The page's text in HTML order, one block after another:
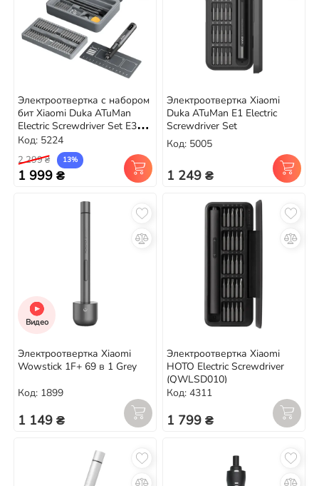
Электроотвертка с набором
бит Xiaomi Duka ATuMan
Electric Screwdriver Set E3
(95в1)
Код: 5224
2 299 ₴ 13%
1 999 ₴
Электроотвертка Xiaomi
Duka ATuMan E1 Electric
Screwdriver Set
Код: 5005
1 249 ₴
Видео
Электроотвертка Xiaomi
Wowstick 1F+ 69 в 1 Grey
Код: 1899
1 149 ₴
Электроотвертка Xiaomi
HOTO Electric Screwdriver
(QWLSD010)
Код: 4311
1 799 ₴